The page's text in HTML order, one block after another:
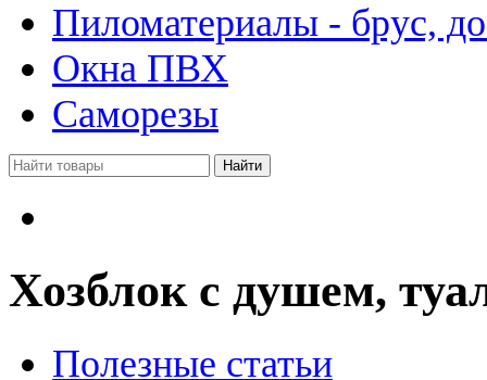
Пиломатериалы - брус,
Окна ПВХ
Саморезы
Хозблок с душем,
Полезные статьи